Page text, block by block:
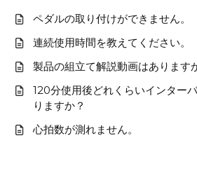
ペダルの取り付けができません。
連続使用時間を教えてください。
製品の組立て解説動画はあります
120分使用後どれくらいインター
りますか？
心拍数が測れません。